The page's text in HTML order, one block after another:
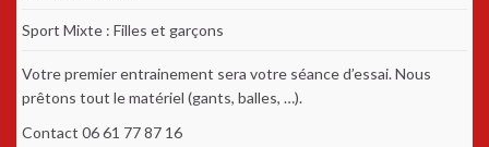
Sport Mixte : Filles et garçons
Votre premier entrainement sera votre séance d’essai. Nous
prêtons tout le matériel (gants, balles, …).
Contact 06 61 77 87 16